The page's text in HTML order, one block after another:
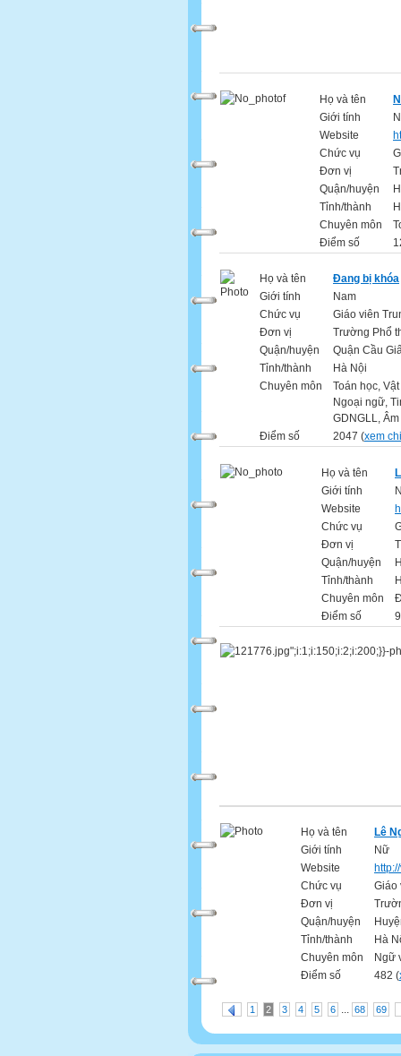
Họ và tên
Giới tính
Website
Chức vụ
Đơn vị
Quận/huyện
Tỉnh/thành
Chuyên môn
Điểm số
Họ và tên
Đang bị khóa
Giới tính
Nam
Chức vụ
Giáo viên
Đơn vị
Trường Phổ
Quận/huyện
Quận Cầu
Tỉnh/thành
Hà Nội
Chuyên môn
Toán học,
Ngoại ngữ,
GDNGLL,
Điểm số
2047 (xem
Họ và tên
Giới tính
Website
Chức vụ
Đơn vị
Quận/huyện
Tỉnh/thành
Chuyên môn
Điểm số
Họ và tên
Lê
Giới tính
Nữ
Website
Chức vụ
Giáo
Đơn vị
Quận/huyện
Tỉnh/thành
Hà
Chuyên môn
Ngữ
Điểm số
482 (
1 2 3 4 5 6 ... 68 69